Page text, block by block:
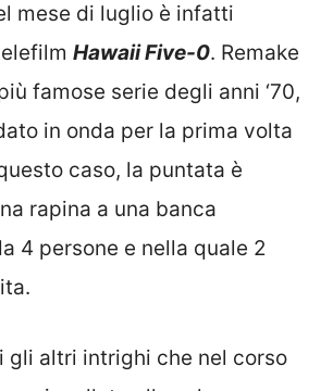
mese di luglio è infatti
Hawaii Five-0. Remake
famose serie degli anni ‘70,
in onda per la prima volta
caso, la puntata è
rapina a una banca
4 persone e nella quale 2
gli altri intrighi che nel corso